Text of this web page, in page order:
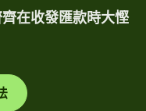
在收發匯款時大慳